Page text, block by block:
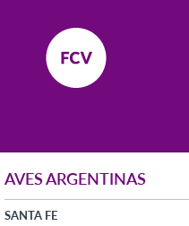
AVES ARGENTINAS
SANTA FE